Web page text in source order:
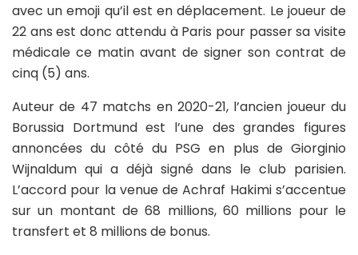
avec un emoji qu’il est en déplacement. Le joueur de
22 ans est donc attendu à Paris pour passer sa visite
médicale ce matin avant de signer son contrat de
cinq (5) ans.
Auteur de 47 matchs en 2020-21, l’ancien joueur du
Borussia Dortmund est l’une des grandes figures
annoncées du côté du PSG en plus de Giorginio
Wijnaldum qui a déjà signé dans le club parisien.
L’accord pour la venue de Achraf Hakimi s’accentue
sur un montant de 68 millions, 60 millions pour le
transfert et 8 millions de bonus.